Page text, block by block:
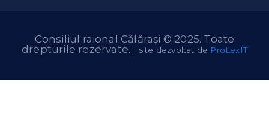
Consiliul raional Călărași © 2025. Toate
drepturile rezervate. | site dezvoltat de ProLexIT